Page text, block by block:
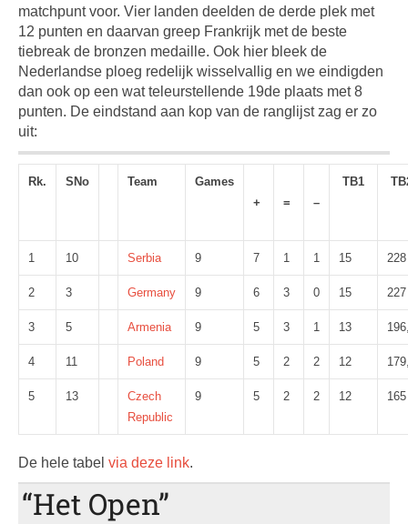
matchpunt voor. Vier landen deelden de derde plek met
12 punten en daarvan greep Frankrijk met de beste
tiebreak de bronzen medaille. Ook hier bleek de
Nederlandse ploeg redelijk wisselvallig en we eindigden
dan ook op een wat teleurstellende 19de plaats met 8
punten. De eindstand aan kop van de ranglijst zag er zo
uit:
Rk. SNo Team
Games
+
= –
TB1
1 10 Serbia 9 7 1 1 15 228
2 3 Germany 9 6 3 0 15 227
3 5 Armenia 9 5 3 1 13
4 11 Poland 9 5 2 2 12
5 13
Czech
Republic
9 5 2 2 12 165
De hele tabel via deze link.
“Het Open”